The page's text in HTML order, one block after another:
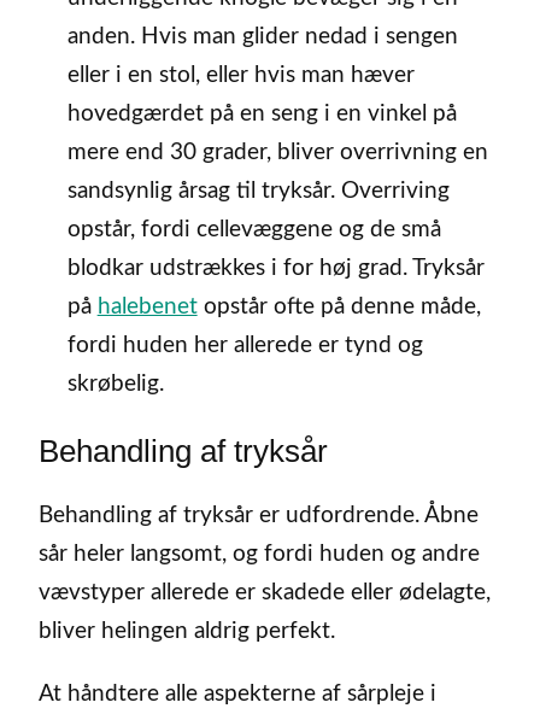
anden. Hvis man glider nedad i sengen
eller i en stol, eller hvis man hæver
hovedgærdet på en seng i en vinkel på
mere end 30 grader, bliver overrivning en
sandsynlig årsag til tryksår. Overriving
opstår, fordi cellevæggene og de små
blodkar udstrækkes i for høj grad. Tryksår
på halebenetopstår ofte på denne måde,
fordi huden her allerede er tynd og
skrøbelig.
Behandling af tryksår
Behandling af tryksår er udfordrende. Åbne
sår heler langsomt, og fordi huden og andre
vævstyper allerede er skadede eller ødelagte,
bliver helingen aldrig perfekt.
At håndtere alle aspekterne af sårpleje i